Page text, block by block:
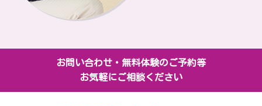
お問い合わせ・無料体験のご予約等
お気軽にご相談ください